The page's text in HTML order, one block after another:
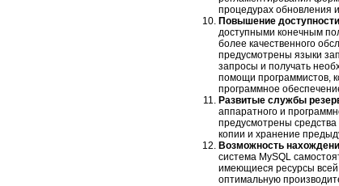
процедурах обновления
Повышение
доступными конечным
более качественного
предусмотрены языки
запросы и получать
помощи программистов,
программное
Развитые службы
аппаратного и
предусмотрены
копии и хранение
Возможность
система MySQL
имеющиеся ресурсы
оптимальную